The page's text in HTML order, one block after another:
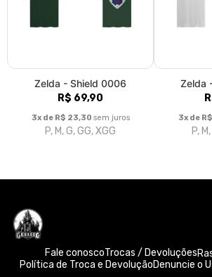
Zelda - Shield 0006
R$ 69,90
3x de R$ 23,30 sem juros
P, M, G, GG, XGG
Zelda
3x de
P,
Fale conoscoTrocas / Devoluções
Política de Troca e DevoluçãoDenuncie o